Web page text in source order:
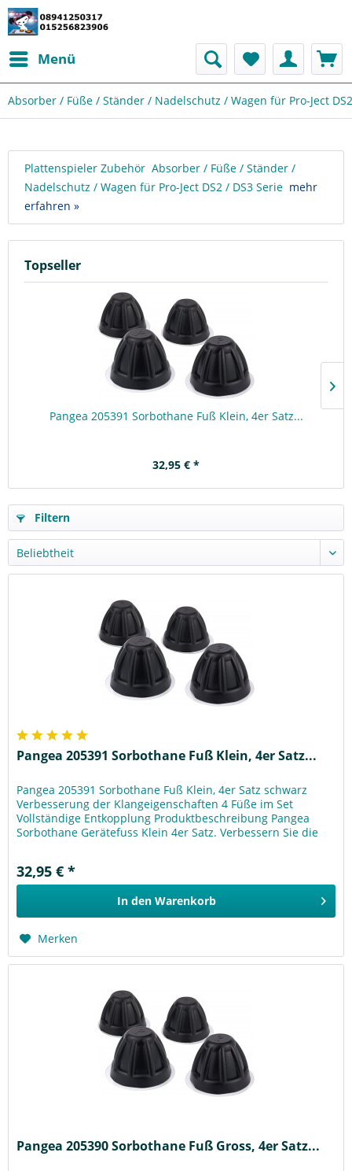
Menü
Absorber / Füße / Ständer / Nadelschutz / Wagen für Pro-Ject
Plattenspieler Zubehör Absorber / Füße / Ständer /
Nadelschutz / Wagen für Pro-Ject DS2 / DS3 Serie mehr
erfahren »
Topseller
Pangea 205391 Sorbothane Fuß Klein, 4er Satz...
32,95 € *
Filtern
Pangea 205391 Sorbothane Fuß Klein, 4er Satz...
Pangea 205391 Sorbothane Fuß Klein, 4er Satz schwarz
Verbesserung der Klangeigenschaften 4 Füße im Set
Vollständige Entkopplung Produktbeschreibung Pangea
Sorbothane Gerätefuss Klein 4er Satz. Verbessern Sie die
32,95 € *
In den Warenkorb
Merken
Pangea 205390 Sorbothane Fuß Gross, 4er Satz...